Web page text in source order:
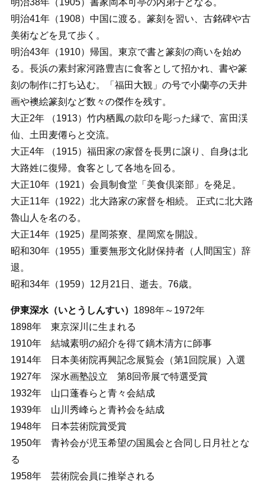
明治38年（1905）書家岡本可亭の内弟子となる。
明治41年（1908）中国に渡る。篆刻を習い、古銘碑や古
美術などを見て歩く。
明治43年（1910）帰国。東京で書と篆刻の商いを始め
る。長浜の素封家河路豊吉に食客として招かれ、書や篆
刻の制作に打ち込む。「福田大観」の号で小蘭亭の天井
画や襖絵篆刻など数々の傑作を残す。
大正2年 （1913）竹内栖鳳の款印を彫った縁で、富田渓
仙、土田麦僊らと交流。
大正4年 （1915）福田家の家督を長男に譲り、自身は北
大路姓に復帰。食客として各地を回る。
大正10年（1921）会員制食堂「美食倶楽部」を発足。
大正11年（1922）北大路家の家督を相続。 正式に北大路
魯山人を名のる。
大正14年（1925）星岡茶寮、星岡窯を開設。
昭和30年（1955）重要無形文化財保持者（人間国宝）辞
退。
昭和34年（1959）12月21日、逝去。76歳。
伊東深水（いとうしんすい） 1898年～1972年
1898年 東京深川に生まれる
1910年 結城素明の紹介を得て鏑木清方に師事
1914年 日本美術院再興記念展覧会（第1回院展）入選
1927年 深水画塾設立 第8回帝展で特選受賞
1932年 山口蓬春らと青々会結成
1939年 山川秀峰らと青衿会を結成
1948年 日本芸術院賞受賞
1950年 青衿会が児玉希望の国風会と合同し日月社とな
る
1958年 芸術院会員に推挙される